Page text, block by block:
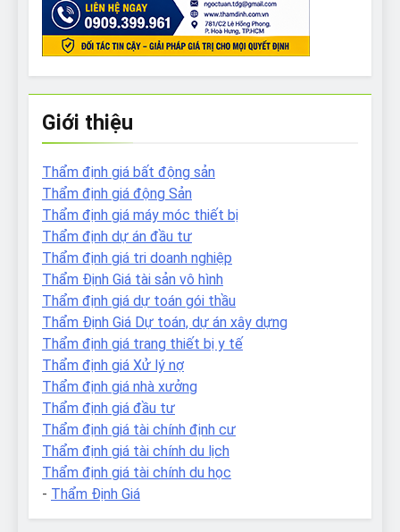
Giới thiệu
Thẩm định giá bất động sản
Thẩm định giá động Sản
Thẩm định giá máy móc thiết bị
Thẩm định dự án đầu tư
Thẩm định giá tri doanh nghiệp
Thẩm Định Giá tài sản vô hình
Thẩm định giá dự toán gói thầu
Thẩm Định Giá Dự toán, dự án xây dựng
Thẩm định giá trang thiết bị y tế
Thẩm định giá Xử lý nợ
Thẩm định giá nhà xưởng
Thẩm định giá đầu tư
Thẩm định giá tài chính định cư
Thẩm định giá tài chính du lịch
Thẩm định giá tài chính du học
- Thẩm Định Giá